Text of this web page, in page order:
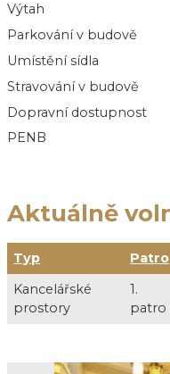
Výtah
Parkování v budově
Umístění sídla
Stravování v budově
Dopravní dostupnost
PENB
Aktuálně
Typ Patro
Kancelářské
prostory
1.
patro